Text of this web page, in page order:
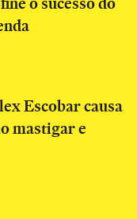
Escobar causa
mastigar e